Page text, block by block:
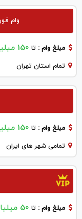
وام
مبلغ وام : تا 150 میلیون
تمام استان تهران
مبلغ وام : تا 150 میلیون
تمامی شهر های ایران
مبلغ وام : تا 50 میلیارد